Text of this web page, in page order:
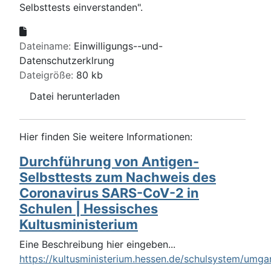
Selbsttests einverstanden".
Dateiname: Einwilligungs--und-
Datenschutzerklrung
Dateigröße: 80 kb
Datei herunterladen
Hier finden Sie weitere Informationen:
Durchführung von Antigen-
Selbsttests zum Nachweis des
Coronavirus SARS-CoV-2 in
Schulen | Hessisches
Kultusministerium
Eine Beschreibung hier eingeben...
https://kultusministerium.hessen.de/schulsystem/